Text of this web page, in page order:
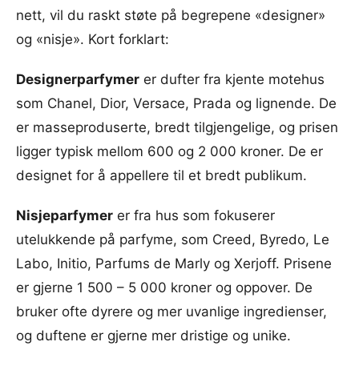
nett, vil du raskt støte på begrepene «designer»
og «nisje». Kort forklart:
Designerparfymer er dufter fra kjente motehus
som Chanel, Dior, Versace, Prada og lignende. De
er masseproduserte, bredt tilgjengelige, og prisen
ligger typisk mellom 600 og 2 000 kroner. De er
designet for å appellere til et bredt publikum.
Nisjeparfymer er fra hus som fokuserer
utelukkende på parfyme, som Creed, Byredo, Le
Labo, Initio, Parfums de Marly og Xerjoff. Prisene
er gjerne 1 500 – 5 000 kroner og oppover. De
bruker ofte dyrere og mer uvanlige ingredienser,
og duftene er gjerne mer dristige og unike.